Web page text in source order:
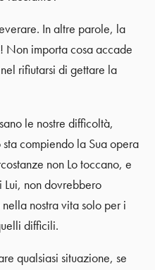
In altre parole, la
Non importa cosa accade
rifiutarsi di gettare la
le nostre difficoltà,
compiendo la Sua opera
non Lo toccano, e
non dovrebbero
nostra vita solo per i
difficili.
qualsiasi situazione, se